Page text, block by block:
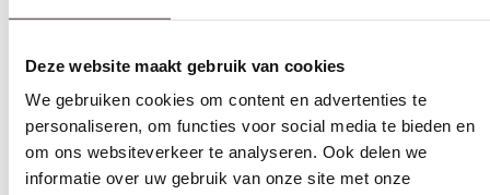
Deze website maakt gebruik van cookies
We gebruiken cookies om content en advertenties te
personaliseren, om functies voor social media te bieden en
om ons websiteverkeer te analyseren. Ook delen we
informatie over uw gebruik van onze site met onze